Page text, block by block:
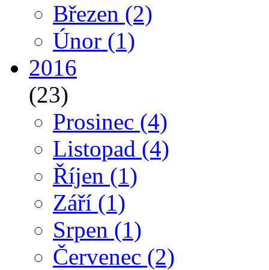
Březen (2)
Únor (1)
2016
(23)
Prosinec (4)
Listopad (4)
Říjen (1)
Září (1)
Srpen (1)
Červenec (2)